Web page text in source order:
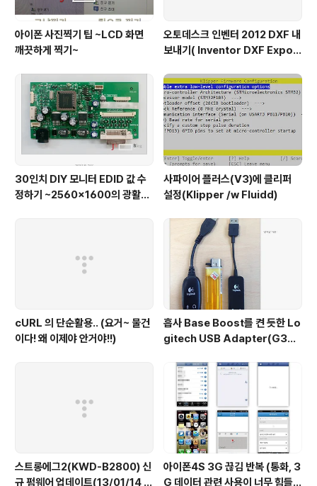
아이폰 사진찍기 팁 ~LCD 화면
깨끗하게 찍기~
오토데스크 인벤터 2012 DXF 내
보내기( Inventor DXF Export
30인치 DIY 모니터 EDID 값 수
정하기 ~2560x1600의 광활한
사파이어 플러스(V3)에 클리퍼
설정(Klipper /w Fluidd)
cURL 의 단순활용.. (요거~ 물건
이다! 왜 이제야 안거야!!)
흡사 Base Boost를 켠 듯한 Lo
gitech USB Adapter(G330
스트롱에그2(KWD-B2800) 신
규 펌웨어 업데이트(13/01/14 일
아이폰4S 3G 끊김 반복 (통화, 3
G 데이터 관련 사용이 너무 힘들